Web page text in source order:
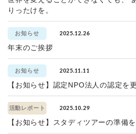
りったけを。
お知らせ 2025.12.26
年末のご挨拶
お知らせ 2025.11.11
【お知らせ】認定NPO法人の認定を
活動レポート 2025.10.29
【お知らせ】スタディツアーの準備